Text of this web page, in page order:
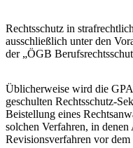
Rechtsschutz in
ausschließlich unter den
der „ÖGB
Üblicherweise wird die
geschulten Rechtsschutz-
Beistellung eines
solchen Verfahren, in
Revisionsverfahren vor